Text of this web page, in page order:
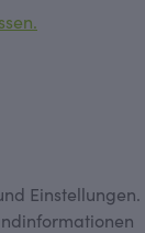
Einstellungen.